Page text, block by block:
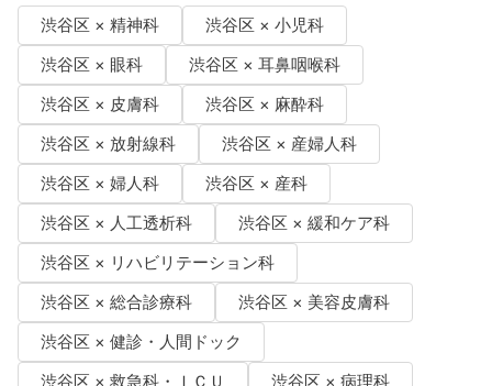
渋谷区 × 精神科
渋谷区 × 小児科
渋谷区 × 眼科
渋谷区 × 耳鼻咽喉科
渋谷区 × 皮膚科
渋谷区 × 麻酔科
渋谷区 × 放射線科
渋谷区 × 産婦人科
渋谷区 × 婦人科
渋谷区 × 産科
渋谷区 × 人工透析科
渋谷区 × 緩和ケア科
渋谷区 × リハビリテーション科
渋谷区 × 総合診療科
渋谷区 × 美容皮膚科
渋谷区 × 健診・人間ドック
渋谷区 × 救急科・ＩＣＵ
渋谷区 × 病理科